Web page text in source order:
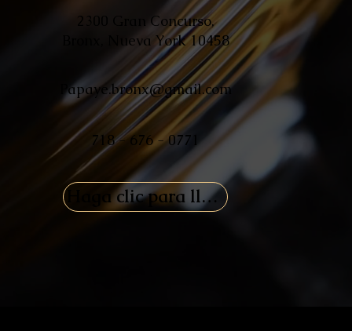
Haga clic para llamarnos
2300 Gran Concurso,
Bronx, Nueva York 10458
Papaye.bronx@gmail.com
718 - 676 - 0771